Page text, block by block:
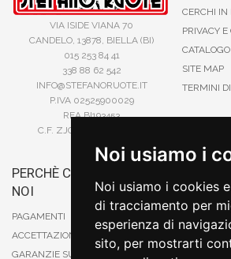
Noi usiamo i
Noi usiamo i cookies
di tracciamento per
esperienza di
sito, per mostrarti
VIA ISIDE VIANA 70
CANDELO, 13878, BIELLA (BI)
015 253 84 41
338 88 62 542
INFO@STEFANORUOTE.IT
P.IVA 02525900029
REA BI193453
C.F. ZJOSFN73H14A859X
CERCHI IN
PRIVACY E
SITE MAP
TERMINI
PERCHÈ COMPRARE DA
NOI
PAGAMENTI
ACCETTAZIONE DEGLI ORDINI
GARANZIE SUI PRODOTTI
CARTA
PAYPAL